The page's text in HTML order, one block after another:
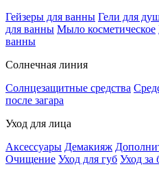
Гейзеры для ванны Гели для
для ванны Мыло косметическое
ванны
Солнечная линия
Солнцезащитные средства
после загара
Уход для лица
Аксессуары Демакияж
Очищение Уход для губ Уход за